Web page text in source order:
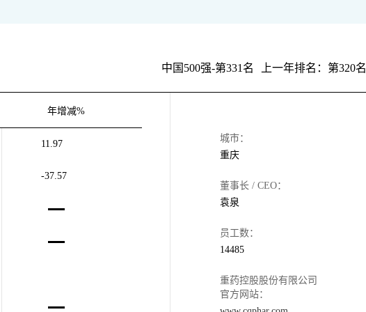
中国500强-第331名 上一年排名：第320名
年增减%
11.97
-37.57
城市：
重庆
董事长 / CEO：
袁泉
员工数：
14485
重药控股股份有限公司
官方网站：